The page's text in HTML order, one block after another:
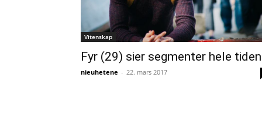
Vitenskap
Fyr (29) sier segmenter hele tiden
nieuhetene - 22. mars 2017